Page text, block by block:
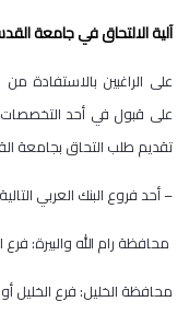
آلية الالتحاق في جامعة
على الراغبين بالاستفادة
على قبول في أحد التخصصات
تقديم طلب التحاق بجامعة
– أحد فروع البنك العربي
محافظة رام الله والبيرة: فرع
محافظة الخليل: فرع الخليل